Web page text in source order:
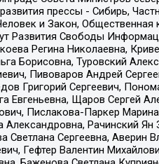
прессы - Сибирь,
и Закон,
Развития Свободы
Регина Николаевна,
Борисовна, Туровский
Пивоваров Андрей
Григорий Сергеевич,
Евгеньевна, Щаров Сергей
Пислакова-Паркер
Александровна, Рачинский
Светлана Сергеевна,
Гефтер Валентин